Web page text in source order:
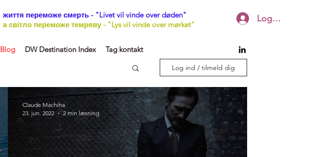
життя переможе смерть - "Livet vil vinde over døden"
а світло переможе темряву - "Lys vil vinde over mørket"
Blog DW Destination Index Tag kontakt
Log ind
Log ind / tilmeld dig
Claude Machiha
23. jun. 2022
2 min læsning